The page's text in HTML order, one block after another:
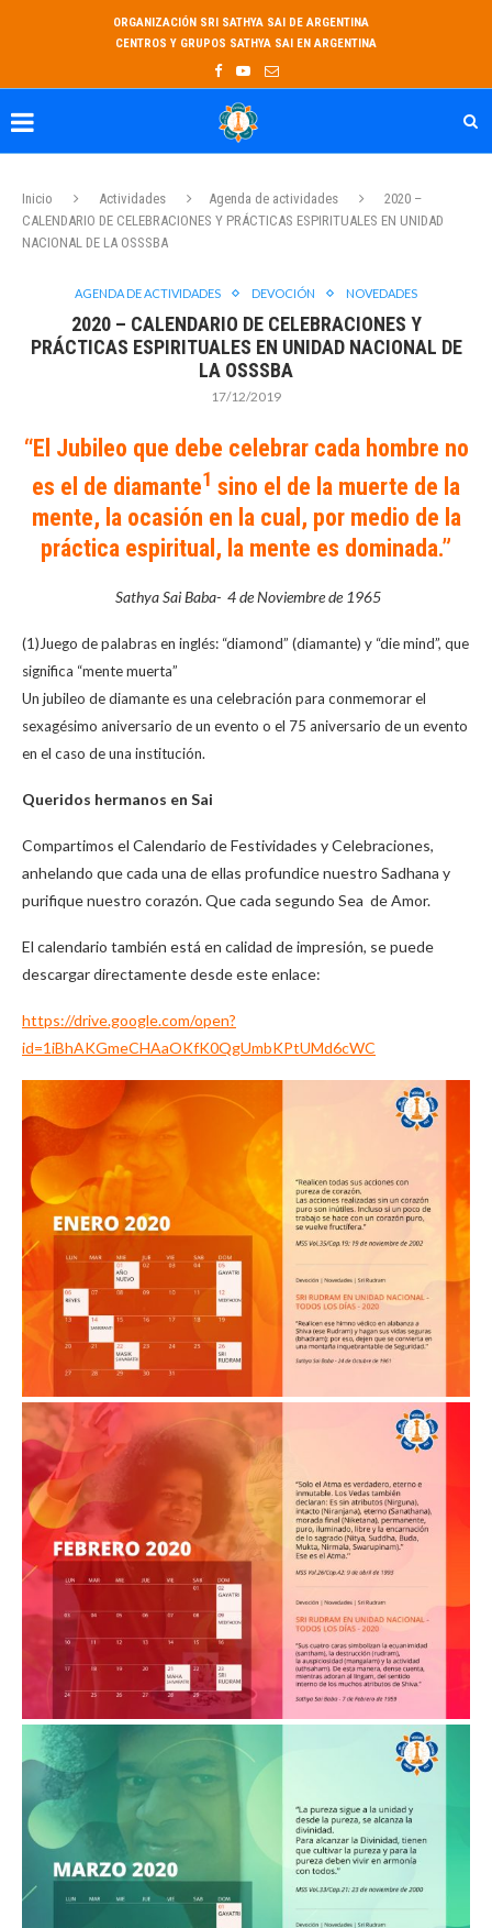
ORGANIZACIÓN SRI SATHYA SAI DE ARGENTINA
CENTROS Y GRUPOS SATHYA SAI EN ARGENTINA
Inicio Actividades Agenda de actividades
2020 –
CALENDARIO DE CELEBRACIONES Y PRÁCTICAS ESPIRITUALES EN UNIDAD
NACIONAL DE LA OSSSBA
AGENDA DE ACTIVIDADES DEVOCIÓN NOVEDADES
2020 – CALENDARIO DE CELEBRACIONES Y
PRÁCTICAS ESPIRITUALES EN UNIDAD NACIONAL DE
LA OSSSBA
17/12/2019
“El Jubileo que debe celebrar cada hombre no
es el de diamante1 sino el de la muerte de la
mente, la ocasión en la cual, por medio de la
práctica espiritual, la mente es dominada.”
Sathya Sai Baba- 4 de Noviembre de 1965
(1)Juego de palabras en inglés: “diamond” (diamante) y “die mind”, que
significa “mente muerta”
Un jubileo de diamante es una celebración para conmemorar el
sexagésimo aniversario de un evento o el 75 aniversario de un evento
en el caso de una institución.
Queridos hermanos en Sai
Compartimos el Calendario de Festividades y Celebraciones,
anhelando que cada una de ellas profundice nuestro Sadhana y
purifique nuestro corazón. Que cada segundo Sea de Amor.
El calendario también está en calidad de impresión, se puede
descargar directamente desde este enlace:
https://drive.google.com/open?
id=1iBhAKGmeCHAaOKfK0QgUmbKPtUMd6cWC